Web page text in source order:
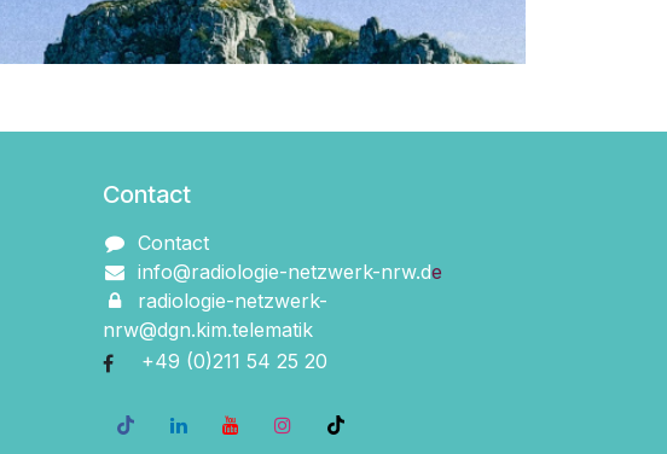
Contact
Contact
info@radiologie-netzwerk-nrw.de
radiologie-netzwerk-
nrw@dgn.kim.telematik
+49 (0)211 54 2​5 20